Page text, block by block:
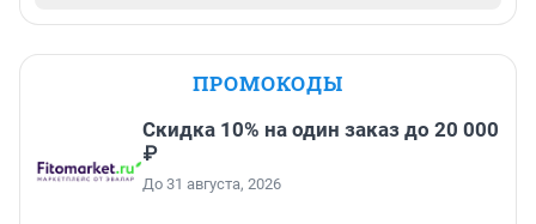
ПРОМОКОДЫ
Скидка 10% на один заказ до 20 000
₽
До 31 августа, 2026